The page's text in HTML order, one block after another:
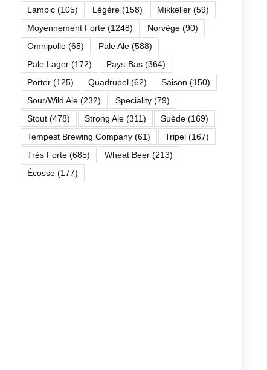
Lambic (105) Légère (158) Mikkeller (59)
Moyennement Forte (1248) Norvège (90)
Omnipollo (65) Pale Ale (588)
Pale Lager (172) Pays-Bas (364)
Porter (125) Quadrupel (62) Saison (150)
Sour/Wild Ale (232) Speciality (79)
Stout (478) Strong Ale (311) Suède (169)
Tempest Brewing Company (61) Tripel (167)
Très Forte (685) Wheat Beer (213)
Écosse (177)